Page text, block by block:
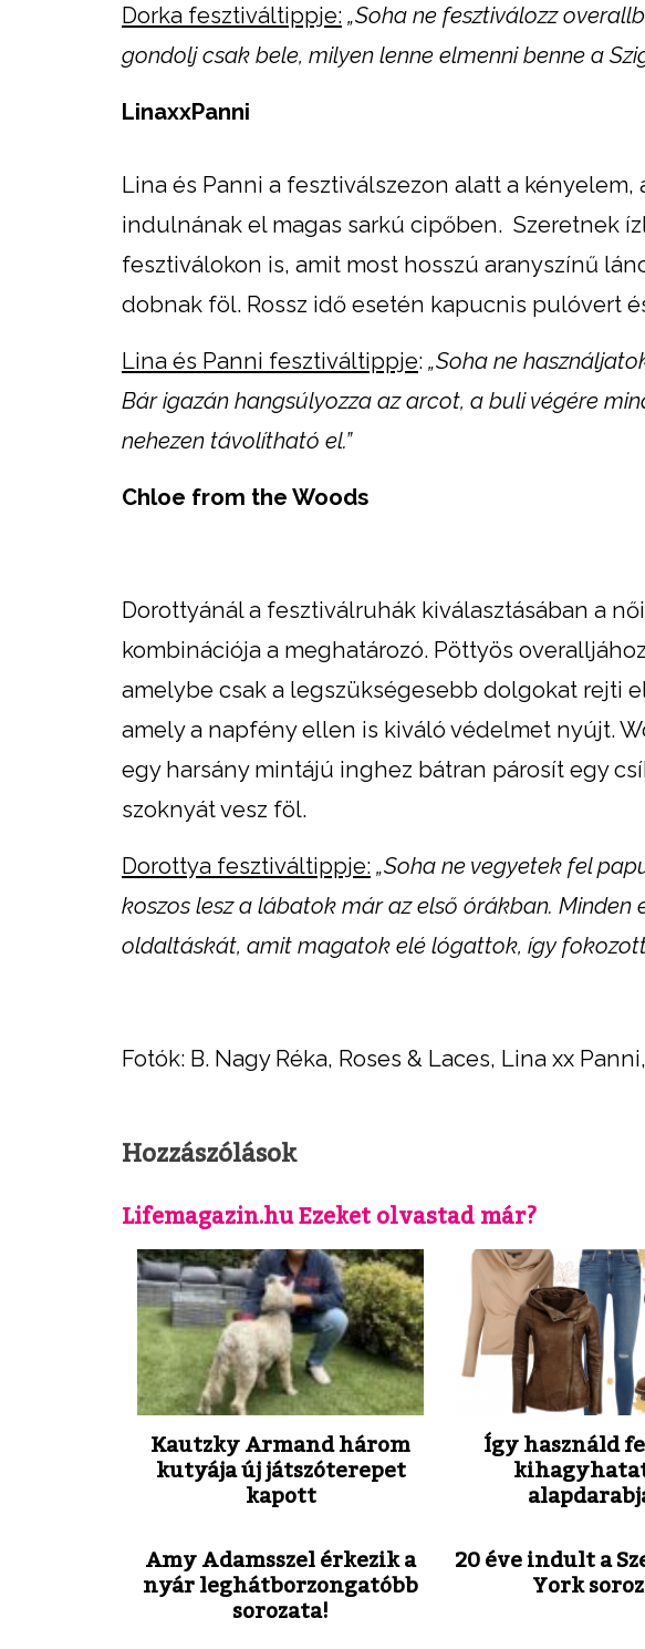
Dorka fesztiváltippje: „Soha ne fesztiválozz
gondolj csak bele, milyen lenne elmenni benne a
LinaxxPanni
Lina és Panni a fesztiválszezon alatt a
indulnának el magas sarkú cipőben. Szeretnek
fesztiválokon is, amit most hosszú aranyszínű
dobnak föl. Rossz idő esetén kapucnis pulóvert
Lina és Panni fesztiváltippje: „Soha ne
Bár igazán hangsúlyozza az arcot, a buli végére
nehezen távolítható el.”
Chloe from the Woods
Dorottyánál a fesztiválruhák kiválasztásában a
kombinációja a meghatározó. Pöttyös
amelybe csak a legszükségesebb dolgokat rejti
amely a napfény ellen is kiváló védelmet nyújt.
egy harsány mintájú inghez bátran párosít egy
szoknyát vesz föl.
Dorottya fesztiváltippje: „Soha ne vegyetek fel
koszos lesz a lábatok már az első órákban. Minden
oldaltáskát, amit magatok elé lógattok, így
Fotók: B. Nagy Réka, Roses & Laces, Lina xx
Hozzászólások
Lifemagazin.hu Ezeket olvastad már?
Kautzky Armand három
kutyája új játszóterepet
kapott
Így használd
Amy Adamsszel érkezik a
nyár leghátborzongatóbb
sorozata!
20 éve indult a
York